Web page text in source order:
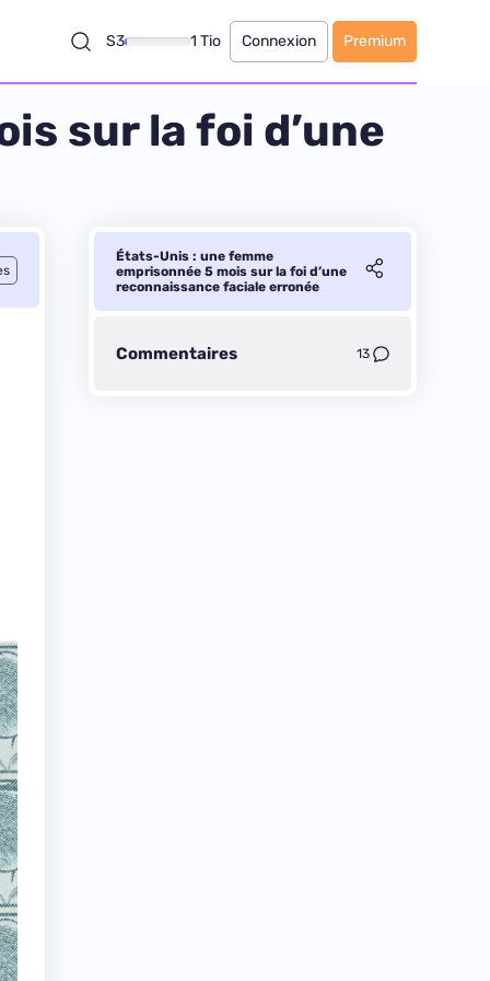
S3 1 Tio Connexion Premium
sur la foi d’une
États-Unis : une femme
emprisonnée 5 mois sur la foi d’une
reconnaissance faciale erronée
Commentaires 13